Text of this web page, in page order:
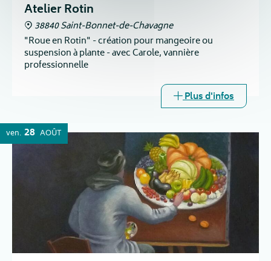
Atelier Rotin
38840 Saint-Bonnet-de-Chavagne
"Roue en Rotin" - création pour mangeoire ou
suspension à plante - avec Carole, vannière
professionnelle
Plus d'infos
ven. 28 AOÛT